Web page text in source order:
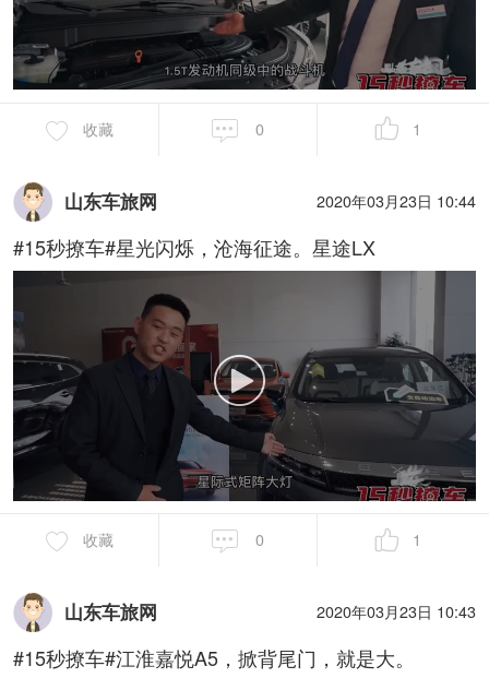
收藏 0 1
山东车旅网 2020年03月23日 10:44
#15秒撩车#星光闪烁，沧海征途。星途LX
收藏 0 1
山东车旅网 2020年03月23日 10:43
#15秒撩车#江淮嘉悦A5，掀背尾门，就是大。